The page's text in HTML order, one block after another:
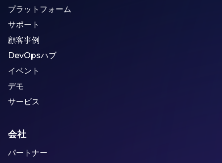
プラットフォーム
サポート
顧客事例
DevOpsハブ
イベント
デモ
サービス
会社
パートナー